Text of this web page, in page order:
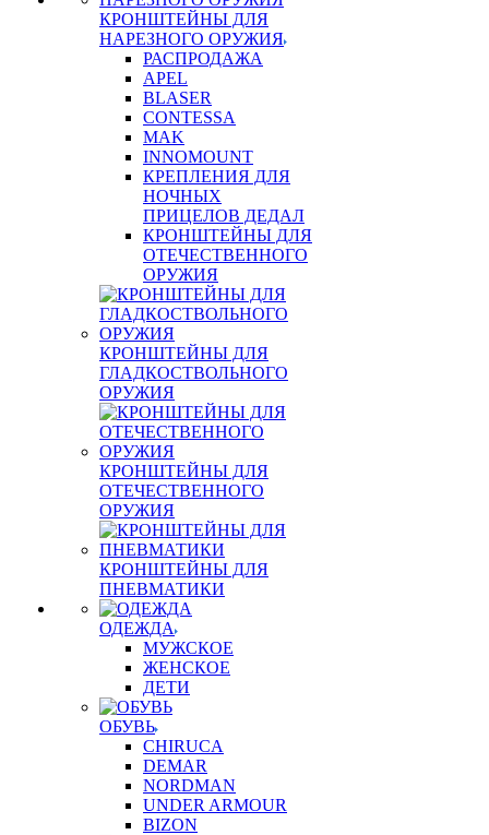
КРОНШТЕЙНЫ ДЛЯ
НАРЕЗНОГО ОРУЖИЯ
РАСПРОДАЖА
APEL
BLASER
CONTESSA
MAK
INNOMOUNT
КРЕПЛЕНИЯ ДЛЯ
НОЧНЫХ
ПРИЦЕЛОВ ДЕДАЛ
КРОНШТЕЙНЫ ДЛЯ
ОТЕЧЕСТВЕННОГО
ОРУЖИЯ
КРОНШТЕЙНЫ ДЛЯ
ГЛАДКОСТВОЛЬНОГО
ОРУЖИЯ
КРОНШТЕЙНЫ ДЛЯ
ОТЕЧЕСТВЕННОГО
ОРУЖИЯ
КРОНШТЕЙНЫ ДЛЯ
ПНЕВМАТИКИ
ОДЕЖДА
МУЖСКОЕ
ЖЕНСКОЕ
ДЕТИ
ОБУВЬ
CHIRUCA
DEMAR
NORDMAN
UNDER ARMOUR
BIZON